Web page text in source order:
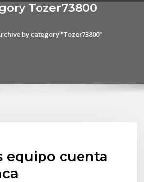
Tozer73800
by category "Tozer73800"
equipo cuenta